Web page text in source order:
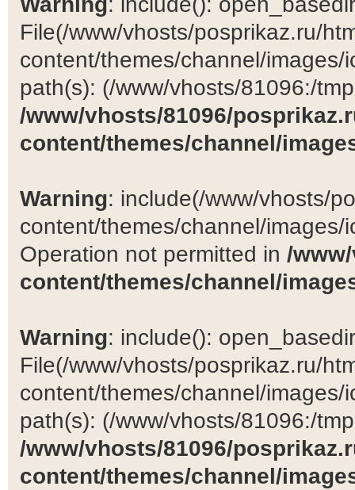
File(/www/vhosts/posprikaz.ru/
content/themes/channel/
path(s): (/www/vhosts/81096:/
/www/vhosts/81096/
content/themes/channel/
Warning: include(/www/vhosts/
content/themes/channel/
Operation not permitted in /
content/themes/channel/
Warning: include():
File(/www/vhosts/posprikaz.ru/
content/themes/channel/
path(s): (/www/vhosts/81096:/
/www/vhosts/81096/
content/themes/channel/